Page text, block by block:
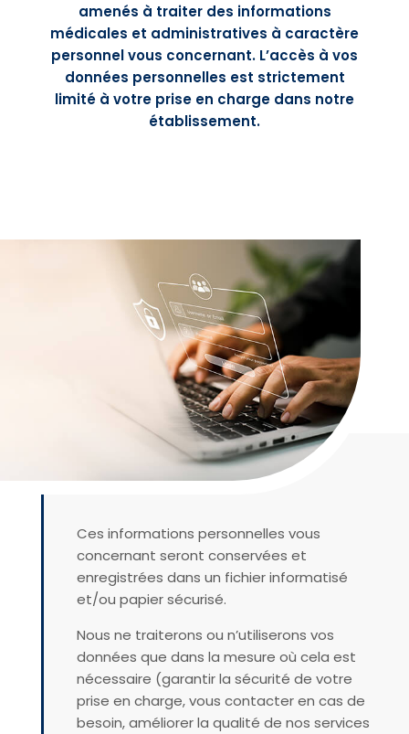
amenés à traiter des informations
médicales et administratives à caractère
personnel vous concernant. L’accès à vos
données personnelles est strictement
limité à votre prise en charge dans notre
établissement.
Ces informations personnelles vous
concernant seront conservées et
enregistrées dans un fichier informatisé
et/ou papier sécurisé.
Nous ne traiterons ou n’utiliserons vos
données que dans la mesure où cela est
nécessaire (garantir la sécurité de votre
prise en charge, vous contacter en cas de
besoin, améliorer la qualité de nos services